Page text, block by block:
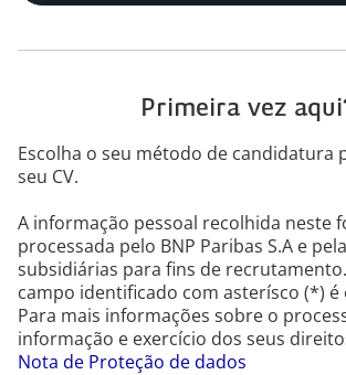
Primeira vez
Escolha o seu método de candidatura
seu CV.
A informação pessoal recolhida neste
processada pelo BNP Paribas S.A e
subsidiárias para fins de
campo identificado com asterísco (*)
Para mais informações sobre o
informação e exercício dos seus
Nota de Proteção de dados